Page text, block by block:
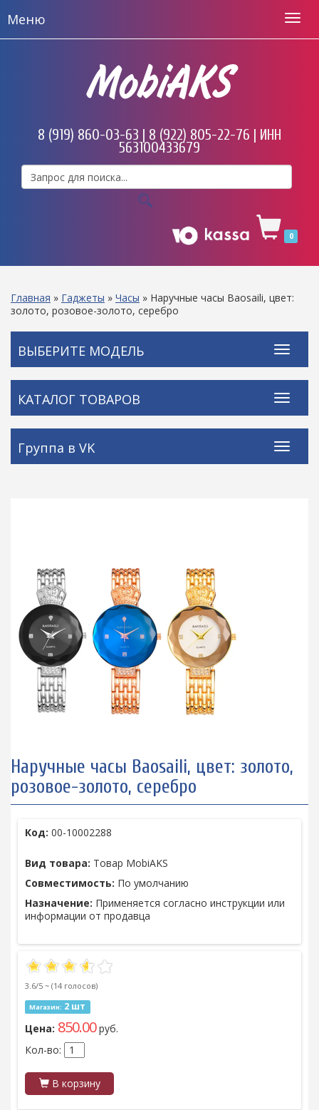
Меню
MobiAKS
8 (919) 860-03-63 | 8 (922) 805-22-76 | ИНН
563100433679
0
Главная » Гаджеты » Часы » Наручные часы Baosaili, цвет:
золото, розовое-золото, серебро
ВЫБЕРИТЕ МОДЕЛЬ
КАТАЛОГ ТОВАРОВ
Группа в VK
Наручные часы Baosaili, цвет: золото,
розовое-золото, серебро
Код: 00-10002288
Вид товара: Товар MobiAKS
Совместимость: По умолчанию
Назначение: Применяется согласно инструкции или
информации от продавца
3.6/5 ~ (14 голосов)
Магазин: 2 шт
Цена: 850.00руб.
Кол-во:
В корзину